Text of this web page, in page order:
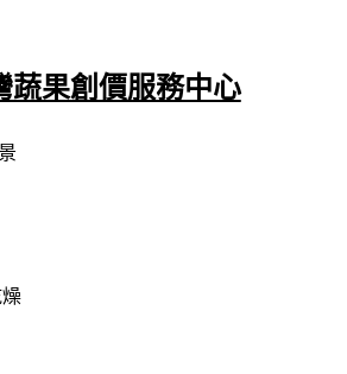
蔬果創價服務中心